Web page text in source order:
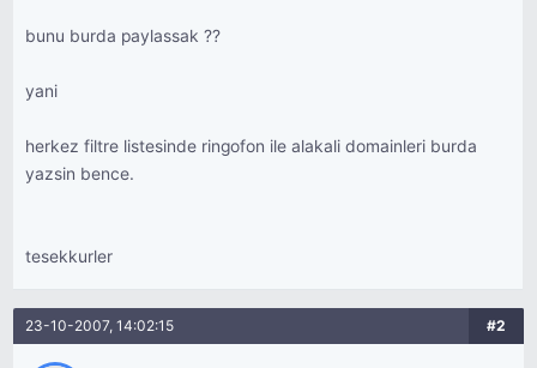
bunu burda paylassak ??
yani
herkez filtre listesinde ringofon ile alakali domainleri burda
yazsin bence.
tesekkurler
23-10-2007, 14:02:15 #2